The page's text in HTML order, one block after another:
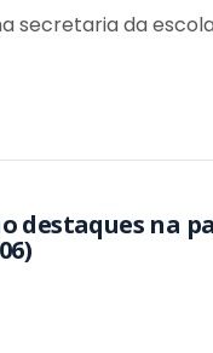
da
destaques na